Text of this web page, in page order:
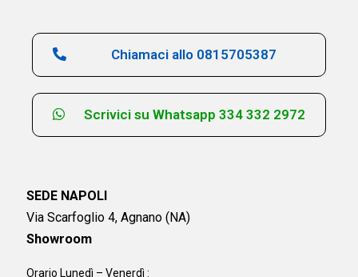
Chiamaci allo 0815705387
Scrivici su Whatsapp 334 332 2972
SEDE NAPOLI
Via Scarfoglio 4, Agnano (NA)
Showroom
Orario Lunedì – Venerdì :